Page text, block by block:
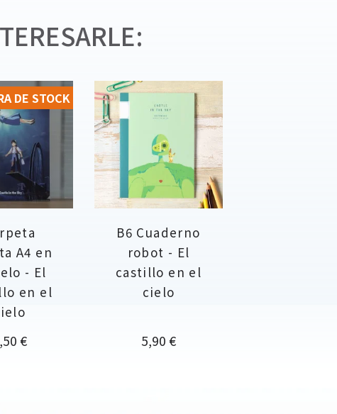
A4 en
- El
en el
€
DE STOCK
B6 Cuaderno
robot - El
castillo en el
cielo
Precio
5,90 €